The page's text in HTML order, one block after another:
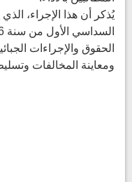
يُذكر أن هذا الإجراء،
الحقوق والإجراءات
ومعاينة المخالفات